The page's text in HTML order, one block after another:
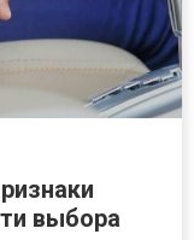
выбора